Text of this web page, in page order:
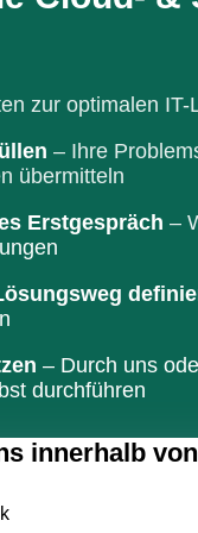
zur optimalen IT-
– Ihre
übermitteln
Erstgespräch –
– Durch uns
durchführen
innerhalb